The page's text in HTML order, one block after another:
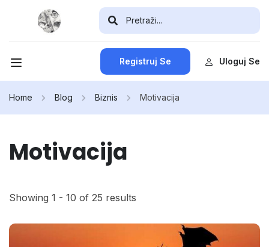
Registruj Se Uloguj Se
Home Blog Biznis Motivacija
Motivacija
Showing 1 - 10 of 25 results